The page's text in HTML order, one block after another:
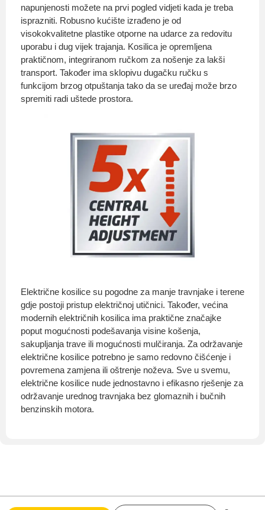
napunjenosti možete na prvi pogled vidjeti kada je treba
isprazniti. Robusno kućište izrađeno je od
visokokvalitetne plastike otporne na udarce za redovitu
uporabu i dug vijek trajanja. Kosilica je opremljena
praktičnom, integriranom ručkom za nošenje za lakši
transport. Također ima sklopivu dugačku ručku s
funkcijom brzog otpuštanja tako da se uređaj može brzo
spremiti radi uštede prostora.
Električne kosilice su pogodne za manje travnjake i terene
gdje postoji pristup električnoj utičnici. Također, većina
modernih električnih kosilica ima praktične značajke
poput mogućnosti podešavanja visine košenja,
sakupljanja trave ili mogućnosti mulčiranja. Za održavanje
električne kosilice potrebno je samo redovno čišćenje i
povremena zamjena ili oštrenje noževa. Sve u svemu,
električne kosilice nude jednostavno i efikasno rješenje za
održavanje urednog travnjaka bez glomaznih i bučnih
benzinskih motora.